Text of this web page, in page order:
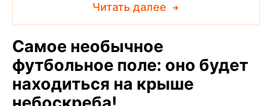
Читать далее
Самое необычное
футбольное поле: оно будет
находиться на крыше